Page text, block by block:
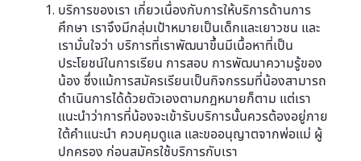
บริการของเรา เกี่ยวเนื่องกับการให้บริการด้านการ
ศึกษา เราจึงมีกลุ่มเป้าหมายเป็นเด็กและเยาวชน และ
เรามั่นใจว่า บริการที่เราพัฒนาขึ้นมีเนื้อหาที่เป็น
ประโยชน์ในการเรียน การสอบ การพัฒนาความรู้ของ
น้อง ซึ่งแม้การสมัครเรียนเป็นกิจกรรมที่น้องสามารถ
ดำเนินการได้ด้วยตัวเองตามกฎหมายก็ตาม แต่เรา
แนะนำว่าการที่น้องจะเข้ารับบริการนั้นควรต้องอยู่ภาย
ใต้คำแนะนำ ควบคุมดูแล และขออนุญาตจากพ่อแม่ ผู้
ปกครอง ก่อนสมัครใช้บริการกับเรา